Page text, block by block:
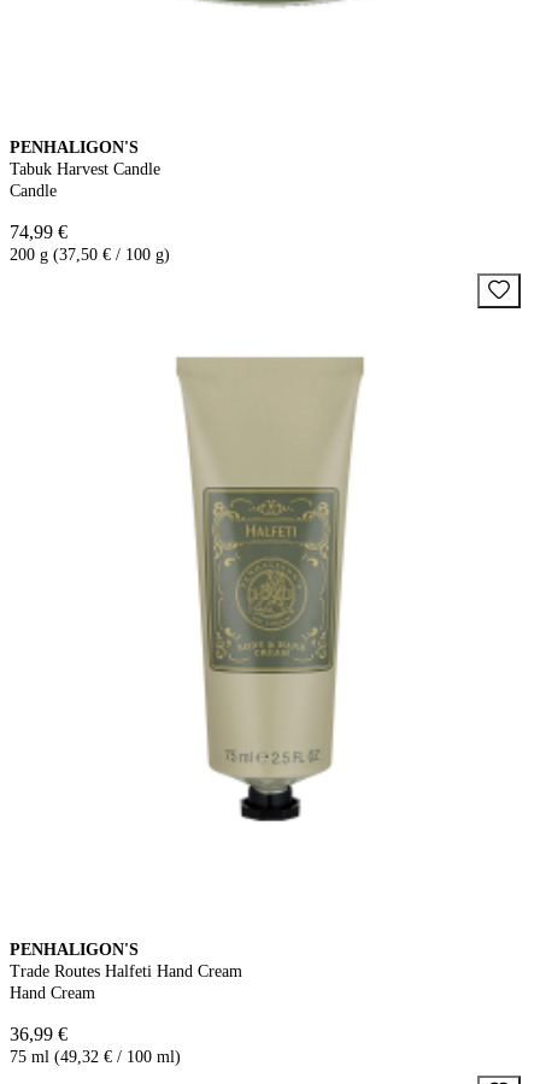
PENHALIGON'S
Tabuk Harvest Candle
Candle
74,99 €
200 g (37,50 € / 100 g)
PENHALIGON'S
Trade Routes Halfeti Hand Cream
Hand Cream
36,99 €
75 ml (49,32 € / 100 ml)